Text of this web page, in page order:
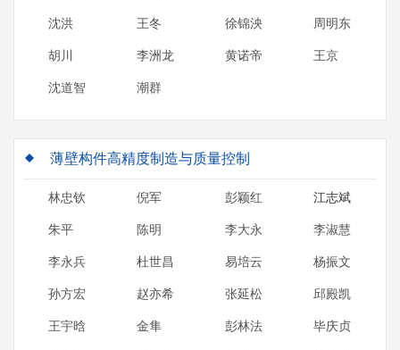
沈洪 王冬 徐锦泱 周明东
胡川 李洲龙 黄诺帝 王京
沈道智 潮群
薄壁构件高精度制造与质量控制
林忠钦 倪军 彭颖红 江志斌
朱平 陈明 李大永 李淑慧
李永兵 杜世昌 易培云 杨振文
孙方宏 赵亦希 张延松 邱殿凯
王宇晗 金隼 彭林法 毕庆贞